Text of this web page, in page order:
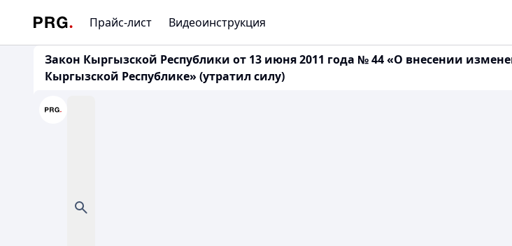
Прайс-лист Видеоинструкция
Закон Кыргызской Республики от 13 июня 2011 года № 44 «О внесении
Кыргызской Республике» (утратил силу)